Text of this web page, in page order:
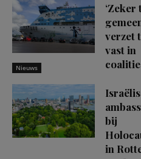
Nieuws
‘Zeker
verzet
vast in
bij
in